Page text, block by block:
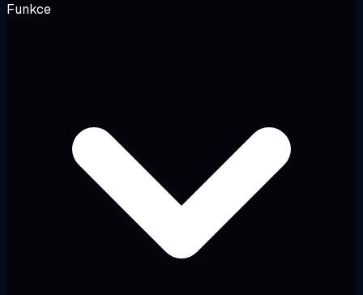
Funkce